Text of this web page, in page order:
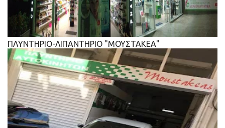
ΠΛΥΝΤΗΡΙΟ-ΛΙΠΑΝΤΗΡΙΟ "ΜΟΥΣΤΑΚΕΑ"